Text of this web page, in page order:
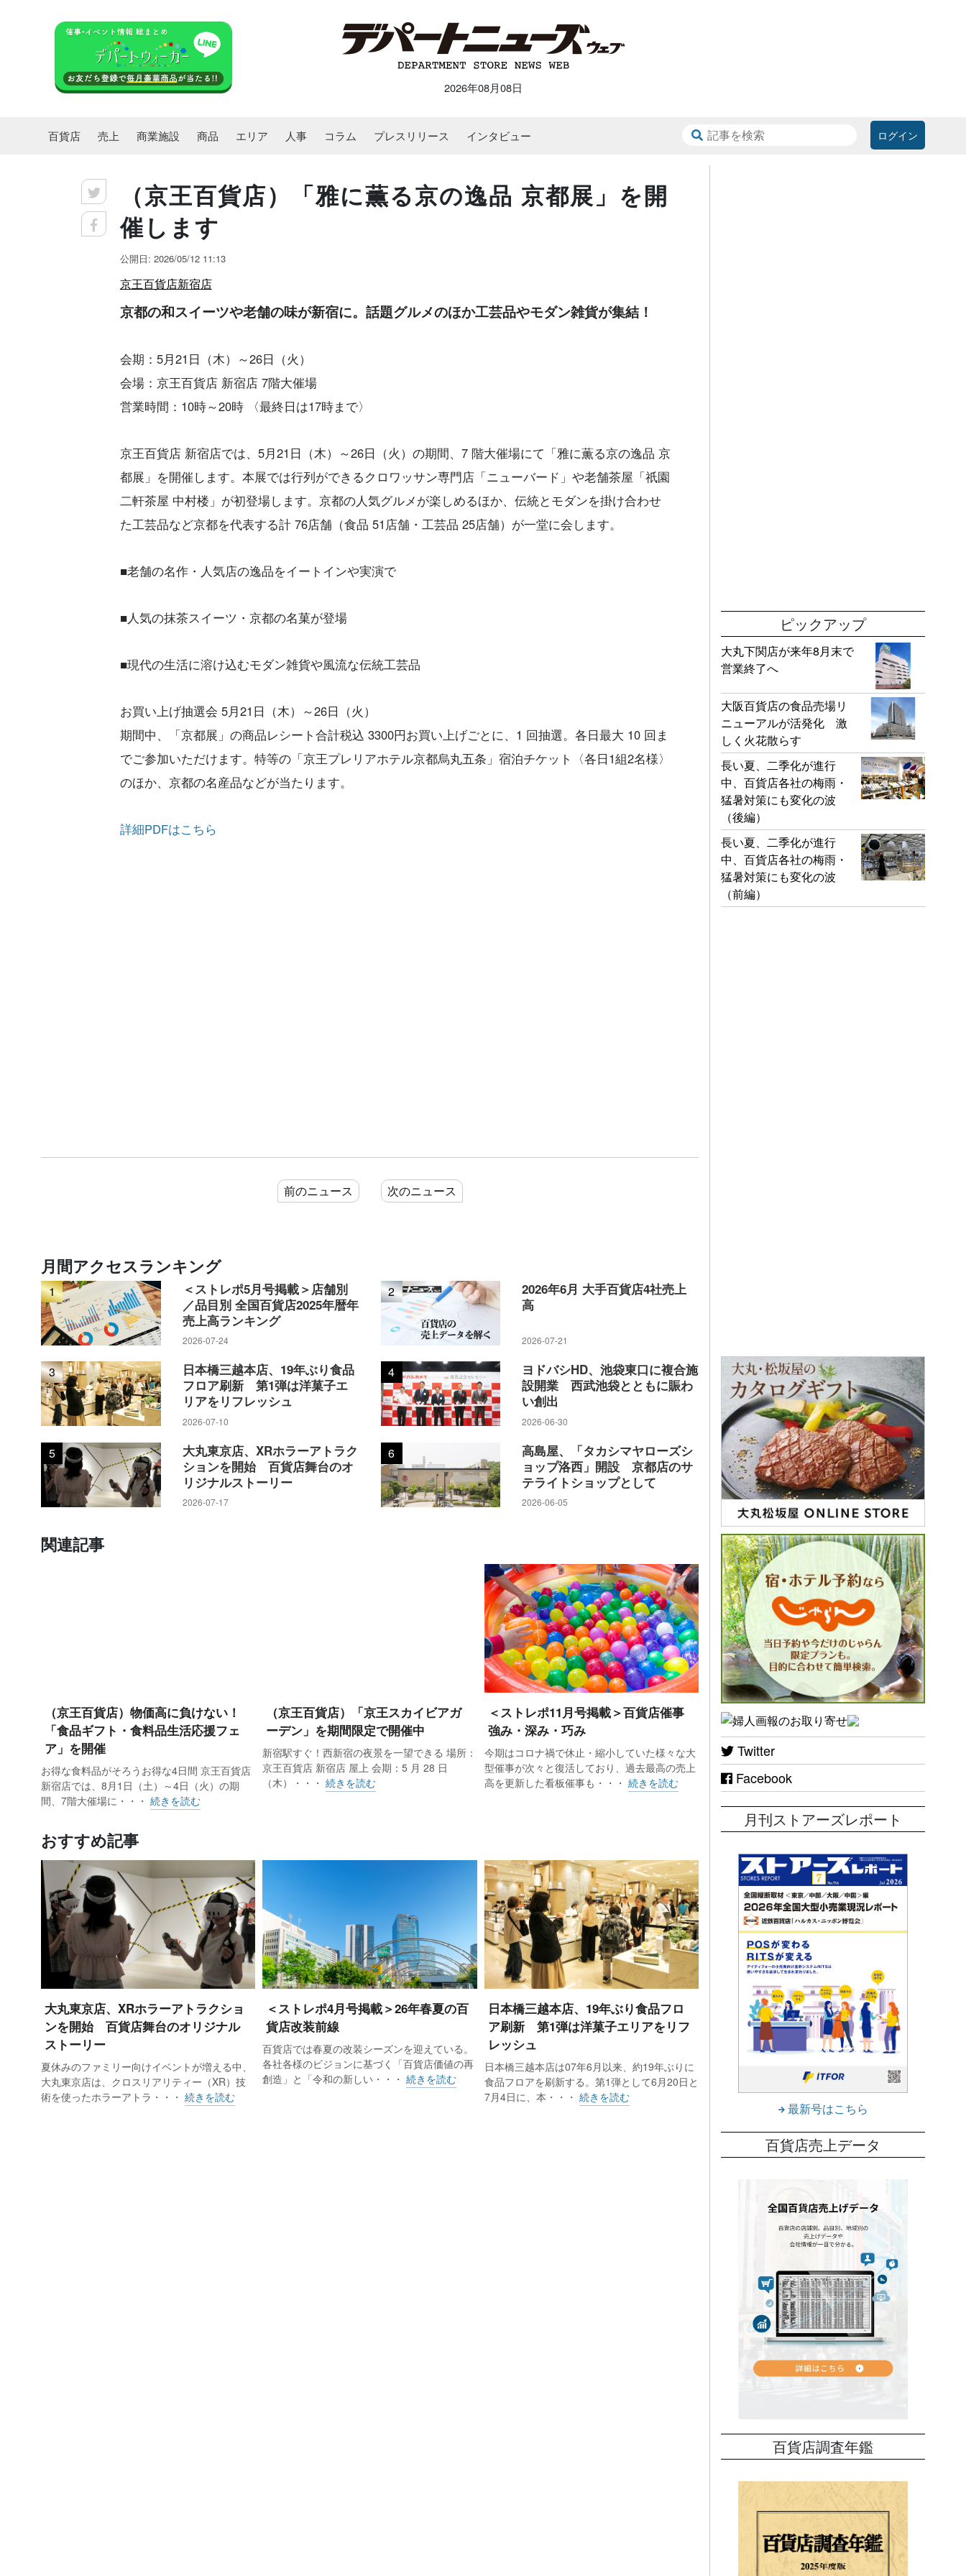
2026年08月08日
ログイン
百貨店 売上 商業施設 商品 エリア 人事 コラム プレスリリース インタビュー
（京王百貨店）「雅に薫る京の逸品 京都展」を開
催します
公開日: 2026/05/12 11:13
京王百貨店新宿店
京都の和スイーツや老舗の味が新宿に。話題グルメのほか工芸品やモダン雑貨が集結！
会期：5月21日（木）～26日（火）
会場：京王百貨店 新宿店 7階大催場
営業時間：10時～20時 〈最終日は17時まで〉
京王百貨店 新宿店では、5月21日（木）～26日（火）の期間、7 階大催場にて「雅に薫る京の逸品 京
都展」を開催します。本展では行列ができるクロワッサン専門店「ニューバード」や老舗茶屋「祇園
二軒茶屋 中村楼」が初登場します。京都の人気グルメが楽しめるほか、伝統とモダンを掛け合わせ
た工芸品など京都を代表する計 76店舗（食品 51店舗・工芸品 25店舗）が一堂に会します。
■老舗の名作・人気店の逸品をイートインや実演で
■人気の抹茶スイーツ・京都の名菓が登場
■現代の生活に溶け込むモダン雑貨や風流な伝統工芸品
お買い上げ抽選会 5月21日（木）～26日（火）
期間中、「京都展」の商品レシート合計税込 3300円お買い上げごとに、1 回抽選。各日最大 10 回ま
でご参加いただけます。特等の「京王プレリアホテル京都烏丸五条」宿泊チケット〈各日1組2名様〉
のほか、京都の名産品などが当たります。
詳細PDFはこちら
前のニュース 次のニュース
月間アクセスランキング
1
＜ストレポ5月号掲載＞店舗別
／品目別 全国百貨店2025年暦年
売上高ランキング
2026-07-24
2
2026年6月 大手百貨店4社売上
高
2026-07-21
3
日本橋三越本店、19年ぶり食品
フロア刷新 第1弾は洋菓子エ
リアをリフレッシュ
2026-07-10
4
ヨドバシHD、池袋東口に複合施
設開業 西武池袋とともに賑わ
い創出
2026-06-30
5
大丸東京店、XRホラーアトラク
ションを開始 百貨店舞台のオ
リジナルストーリー
2026-07-17
6
高島屋、「タカシマヤローズシ
ョップ洛西」開設 京都店のサ
テライトショップとして
2026-06-05
関連記事
（京王百貨店）物価高に負けない！
「食品ギフト・食料品生活応援フェ
ア」を開催
お得な食料品がそろうお得な4日間 京王百貨店
新宿店では、8月1日（土）～4日（火）の期
間、7階大催場に・・・ 続きを読む
（京王百貨店）「京王スカイビアガ
ーデン」を期間限定で開催中
新宿駅すぐ！西新宿の夜景を一望できる 場所：
京王百貨店 新宿店 屋上 会期：5 月 28 日
（木）・・・続きを読む
＜ストレポ11月号掲載＞百貨店催事
強み・深み・巧み
今期はコロナ禍で休止・縮小していた様々な大
型催事が次々と復活しており、過去最高の売上
高を更新した看板催事も・・・ 続きを読む
おすすめ記事
大丸東京店、XRホラーアトラクショ
ンを開始 百貨店舞台のオリジナル
ストーリー
夏休みのファミリー向けイベントが増える中、
大丸東京店は、クロスリアリティー（XR）技
術を使ったホラーアトラ・・・ 続きを読む
＜ストレポ4月号掲載＞26年春夏の百
貨店改装前線
百貨店では春夏の改装シーズンを迎えている。
各社各様のビジョンに基づく「百貨店価値の再
創造」と「令和の新しい・・・続きを読む
日本橋三越本店、19年ぶり食品フロ
ア刷新 第1弾は洋菓子エリアをリフ
レッシュ
日本橋三越本店は07年6月以来、約19年ぶりに
食品フロアを刷新する。第1弾として6月20日と
7月4日に、本・・・ 続きを読む
ピックアップ
大丸下関店が来年8月末で
営業終了へ
大阪百貨店の食品売場リ
ニューアルが活発化 激
しく火花散らす
長い夏、二季化が進行
中、百貨店各社の梅雨・
猛暑対策にも変化の波
（後編）
長い夏、二季化が進行
中、百貨店各社の梅雨・
猛暑対策にも変化の波
（前編）
Twitter
Facebook
月刊ストアーズレポート
最新号はこちら
百貨店売上データ
百貨店調査年鑑